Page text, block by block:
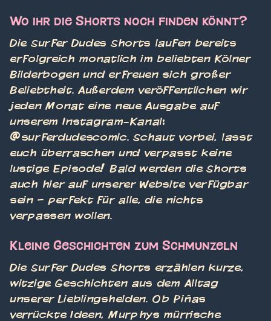
Wo ihr die Shorts noch finden könnt?
Die Surfer Dudes Shorts laufen bereits
erfolgreich monatlich im beliebten Kölner
Bilderbogen und erfreuen sich großer
Beliebtheit. Außerdem veröffentlichen wir
jeden Monat eine neue Ausgabe auf
unserem Instagram-Kanal:
@surferdudescomic. Schaut vorbei, lasst
euch überraschen und verpasst keine
lustige Episode! Bald werden die Shorts
auch hier auf unserer Website verfügbar
sein – perfekt für alle, die nichts
verpassen wollen.
Kleine Geschichten zum Schmunzeln
Die Surfer Dudes Shorts erzählen kurze,
witzige Geschichten aus dem Alltag
unserer Lieblingshelden. Ob Piñas
verrückte Ideen, Murphys mürrische